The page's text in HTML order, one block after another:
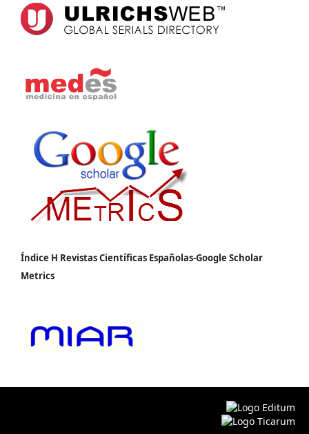
Índice H Revistas Científicas Españolas-Google Scholar
Metrics